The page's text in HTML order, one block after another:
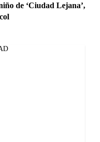
de ‘Ciudad Lejana’,